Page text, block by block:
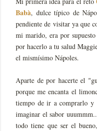
Babà, dulce típico de
pendiente de visitar ya que
mi marido, era por
por hacerlo a tu salud
el mismísimo Nápoles.
Aparte de por hacerte el
porque me encanta el
tiempo de ir a comprarlo y
imaginar el sabor
todo tiene que ser el